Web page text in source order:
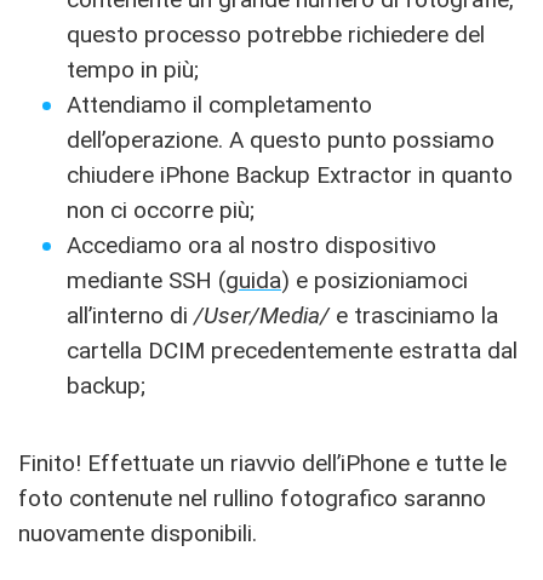
questo processo potrebbe richiedere del
tempo in più;
Attendiamo il completamento
dell’operazione. A questo punto possiamo
chiudere iPhone Backup Extractor in quanto
non ci occorre più;
Accediamo ora al nostro dispositivo
mediante SSH (guida) e posizioniamoci
all’interno di /User/Media/ e trasciniamo la
cartella DCIM precedentemente estratta dal
backup;
Finito! Effettuate un riavvio dell’iPhone e tutte le
foto contenute nel rullino fotografico saranno
nuovamente disponibili.